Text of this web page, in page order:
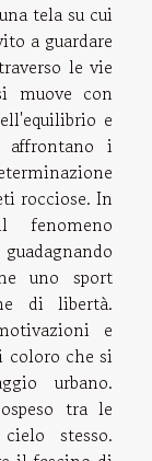
tela su cui
a guardare
le vie
muove con
e
affrontano i
rocciose. In
fenomeno
uno sport
di libertà.
e
coloro che si
urbano.
tra le
stesso.